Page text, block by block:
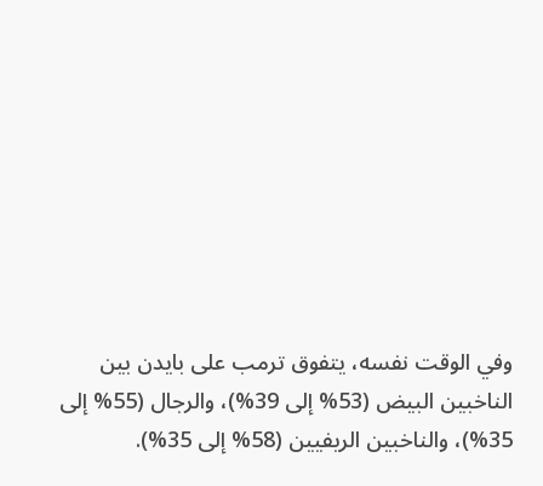
وفي الوقت نفسه، يتفوق ترمب على بايدن بين
الناخبين البيض (53% إلى 39%)، والرجال (55% إلى
35%)، والناخبين الريفيين (58% إلى 35%).